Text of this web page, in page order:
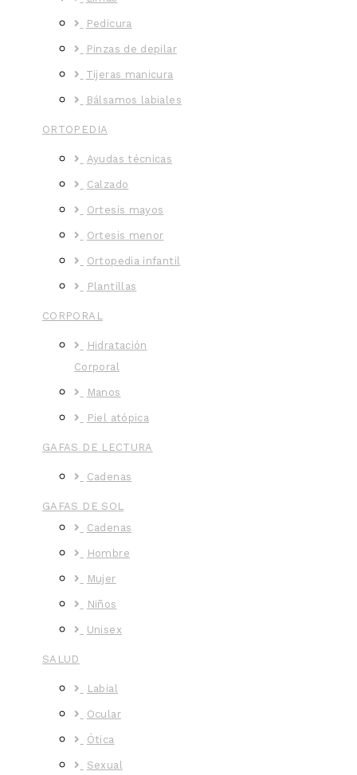
Pedicura
Pinzas de depilar
Tijeras manicura
Bálsamos labiales
ORTOPEDIA
Ayudas técnicas
Calzado
Ortesis mayos
Ortesis menor
Ortopedia infantil
Plantillas
CORPORAL
Hidratación
Corporal
Manos
Piel atópica
GAFAS DE LECTURA
Cadenas
GAFAS DE SOL
Cadenas
Hombre
Mujer
Niños
Unisex
SALUD
Labial
Ocular
Ótica
Sexual